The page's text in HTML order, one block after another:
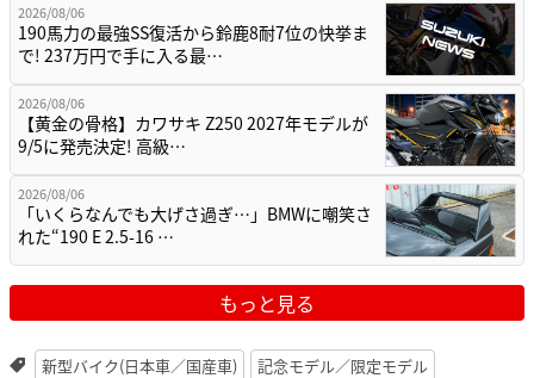
2026/08/06
190馬力の最強SS復活から鈴鹿8耐7位の快挙ま
で! 237万円で手に入る最…
2026/08/06
【黄金の骨格】カワサキ Z250 2027年モデルが
9/5に発売決定! 高級…
2026/08/06
「いくらなんでも大げさ過ぎ…」BMWに嘲笑さ
れた“190 E 2.5-16 …
もっと見る
新型バイク(日本車／国産車)
記念モデル／限定モデル